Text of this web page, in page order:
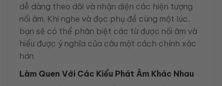
dễ dàng theo dõi và nhận diện các hiện tượng
nối âm. Khi nghe và đọc phụ đề cùng một lúc,
bạn sẽ có thể phân biệt các từ được nối âm và
hiểu được ý nghĩa của câu một cách chính xác
hơn.
Làm Quen Với Các Kiểu Phát Âm Khác Nhau